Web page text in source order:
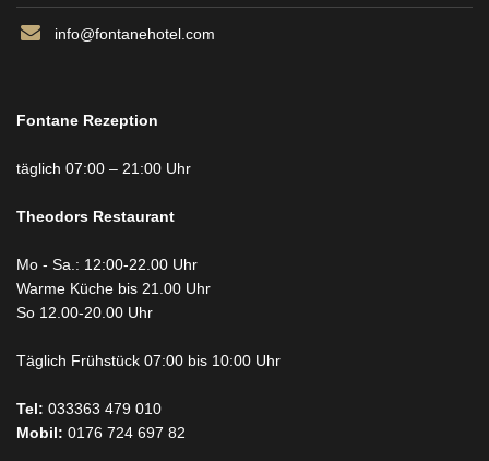
info@fontanehotel.com
Fontane Rezeption
täglich 07:00 – 21:00 Uhr
Theodors Restaurant
Mo - Sa.: 12:00-22.00 Uhr
Warme Küche bis 21.00 Uhr
So 12.00-20.00 Uhr
Täglich Frühstück 07:00 bis 10:00 Uhr
Tel: 033363 479 010
Mobil: 0176 724 697 82